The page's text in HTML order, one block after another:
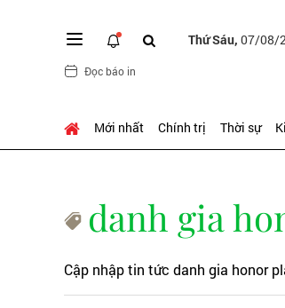
Thứ Sáu, 07/08/
Đọc báo in
Mới nhất Chính trị Thời sự
danh gia
Cập nhập tin tức danh gia honor